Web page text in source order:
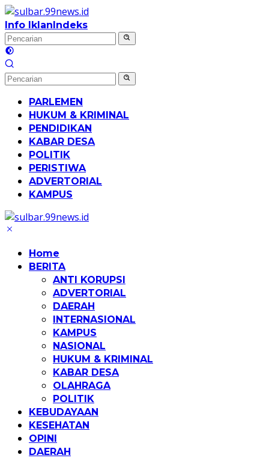
Langsung
ke
konten
Info IklanIndeks
PARLEMEN
HUKUM & KRIMINAL
PENDIDIKAN
KABAR DESA
POLITIK
PERISTIWA
ADVERTORIAL
KAMPUS
Home
BERITA
ANTI KORUPSI
ADVERTORIAL
DAERAH
INTERNASIONAL
KAMPUS
NASIONAL
HUKUM & KRIMINAL
KABAR DESA
OLAHRAGA
POLITIK
KEBUDAYAAN
KESEHATAN
OPINI
DAERAH